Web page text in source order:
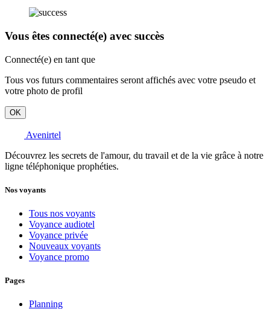
Vous êtes connecté(e) avec succès
Connecté(e) en tant que
Tous vos futurs commentaires seront affichés avec votre pseudo et
votre photo de profil
OK
Avenirtel
Découvrez les secrets de l'amour, du travail et de la vie grâce à notre
ligne téléphonique prophéties.
Nos voyants
Tous nos voyants
Voyance audiotel
Voyance privée
Nouveaux voyants
Voyance promo
Pages
Planning